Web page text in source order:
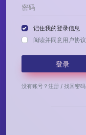
记住我的登录信息
阅读并同意用户协议
登录
没有账号？ 注册 / 找回密码